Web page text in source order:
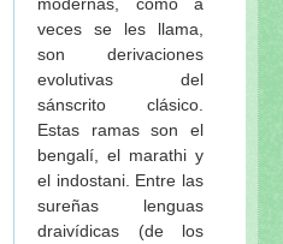
veces se les llama,
son derivaciones
evolutivas del
sánscrito clásico.
Estas ramas son el
bengalí, el marathi y
el indostani. Entre las
sureñas lenguas
draivídicas (de los